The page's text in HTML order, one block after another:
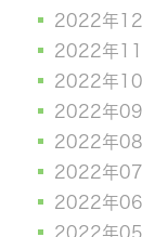
2022年12
2022年11
2022年10
2022年09
2022年08
2022年07
2022年06
2022年05